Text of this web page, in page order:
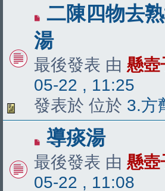
有
新
文
章
二陳四物去
湯
最後發表 由 懸壺
05-22 , 11:25
發表於 位於 3.方
有
新
文
導痰湯
最後發表 由 懸壺
05-22 , 11:08